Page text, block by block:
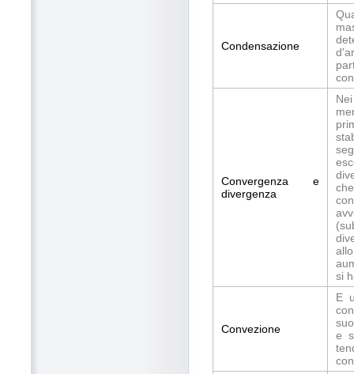
Condensazione
Convergenza e
divergenza
si
Convezione
E
e